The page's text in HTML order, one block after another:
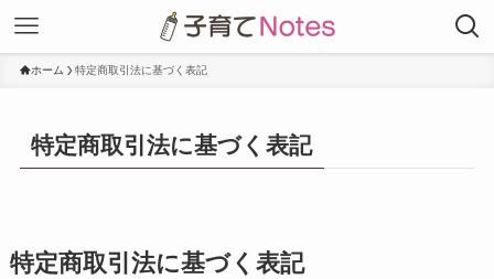
ホーム 特定商取引法に基づく表記
特定商取引法に基づく表記
特定商取引法に基づく表記